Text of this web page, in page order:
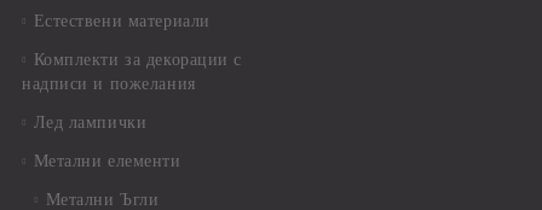
Естествени материали
Комплекти за декорации с
надписи и пожелания
Лед лампички
Метални елементи
Метални Ъгли